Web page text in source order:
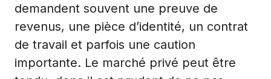
demandent souvent une preuve de
revenus, une pièce d’identité, un contrat
de travail et parfois une caution
importante. Le marché privé peut être